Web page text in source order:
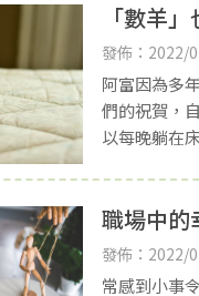
「數羊
發佈：2022/
阿富因為多
們的祝賀，
以每晚躺在
職場中的
發佈：2022/
常感到小事